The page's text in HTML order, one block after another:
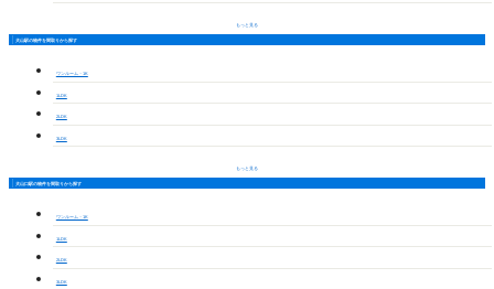
もっと見る
犬山駅の物件を間取りから探す
ワンルーム・1K
1LDK
2LDK
3LDK
もっと見る
犬山口駅の物件を間取りから探す
ワンルーム・1K
1LDK
2LDK
3LDK